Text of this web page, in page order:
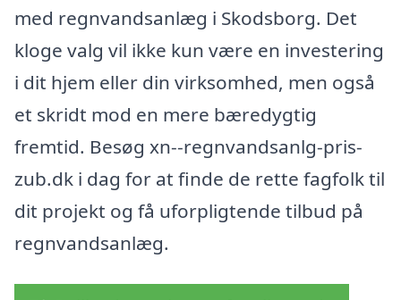
med regnvandsanlæg i Skodsborg. Det
kloge valg vil ikke kun være en investering
i dit hjem eller din virksomhed, men også
et skridt mod en mere bæredygtig
fremtid. Besøg xn--regnvandsanlg-pris-
zub.dk i dag for at finde de rette fagfolk til
dit projekt og få uforpligtende tilbud på
regnvandsanlæg.